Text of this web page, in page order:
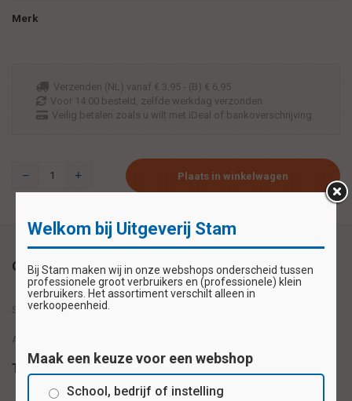
Merk
Verzenden (NL) vanaf € 3,95 - (B) € 6,95
Voor 14:00 besteld, zelfde werkdag verzonden
Veilig betalen zoals u wilt met iDeal of bankoverschrijving
Plaats in winkelwagen
Omschrijving
Set van 4 Verzamelkaarten met Landbouwmachines
A5-formaat (15 x 21 cm)
Tags
Welkom bij Uitgeverij Stam
Bij Stam maken wij in onze webshops onderscheid tussen
professionele groot verbruikers en (professionele) klein
verbruikers. Het assortiment verschilt alleen in
verkoopeenheid.
Maak een keuze voor een webshop
School, bedrijf of instelling